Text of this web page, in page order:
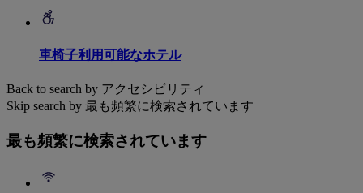
車椅子利用可能なホテル
Back to search by アクセシビリティ
Skip search by 最も頻繁に検索されています
最も頻繁に検索されています